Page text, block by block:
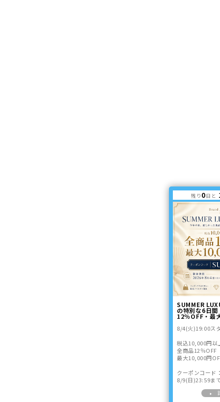
残り 0日と
SUMMER
の特別な6日間
12％OFF・最
8/4(火)19:00ス
税込10,000円以
全商品12％OFF
最大10,000円
クーポンコード
8/9(日)23:59ま